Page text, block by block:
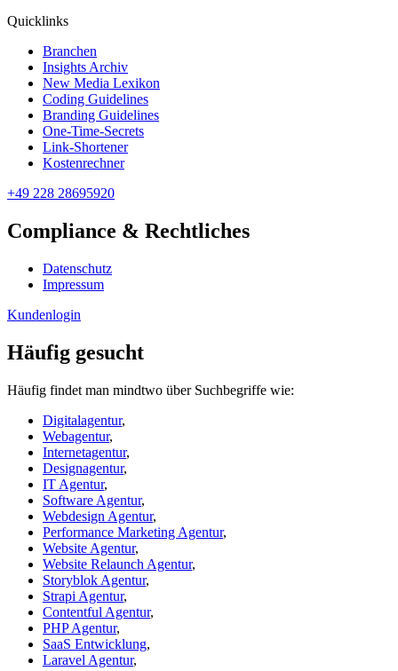
Quicklinks
Branchen
Insights Archiv
New Media Lexikon
Coding Guidelines
Branding Guidelines
One-Time-Secrets
Link-Shortener
Kostenrechner
+49 228 28695920
Compliance & Rechtliches
Datenschutz
Impressum
Kundenlogin
Häufig gesucht
Häufig findet man mindtwo über Suchbegriffe wie:
Digitalagentur,
Webagentur,
Internetagentur,
Designagentur,
IT Agentur,
Software Agentur,
Webdesign Agentur,
Performance Marketing Agentur,
Website Agentur,
Website Relaunch Agentur,
Storyblok Agentur,
Strapi Agentur,
Contentful Agentur,
PHP Agentur,
SaaS Entwicklung,
Laravel Agentur,